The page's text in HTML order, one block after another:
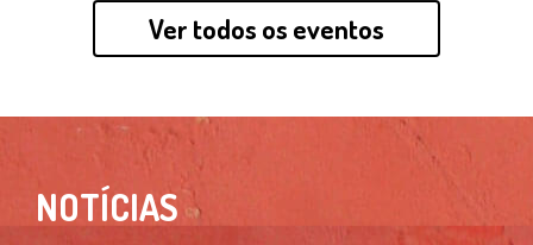
Ver todos os eventos
NOTÍCIAS